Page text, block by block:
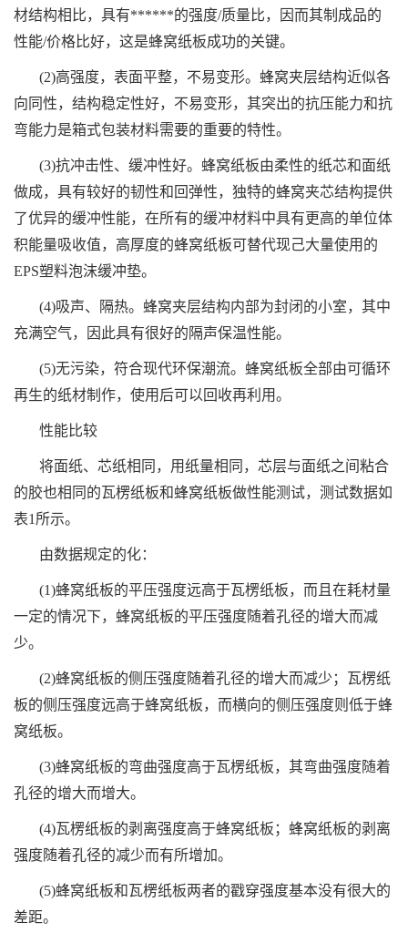
材结构相比，具有******的强度/质量比，因而其制成品的
性能/价格比好，这是蜂窝纸板成功的关键。
(2)高强度，表面平整，不易变形。蜂窝夹层结构近似各
向同性，结构稳定性好，不易变形，其突出的抗压能力和抗
弯能力是箱式包装材料需要的重要的特性。
(3)抗冲击性、缓冲性好。蜂窝纸板由柔性的纸芯和面纸
做成，具有较好的韧性和回弹性，独特的蜂窝夹芯结构提供
了优异的缓冲性能，在所有的缓冲材料中具有更高的单位体
积能量吸收值，高厚度的蜂窝纸板可替代现己大量使用的
EPS塑料泡沫缓冲垫。
(4)吸声、隔热。蜂窝夹层结构内部为封闭的小室，其中
充满空气，因此具有很好的隔声保温性能。
(5)无污染，符合现代环保潮流。蜂窝纸板全部由可循环
再生的纸材制作，使用后可以回收再利用。
性能比较
将面纸、芯纸相同，用纸量相同，芯层与面纸之间粘合
的胶也相同的瓦楞纸板和蜂窝纸板做性能测试，测试数据如
表1所示。
由数据规定的化：
(1)蜂窝纸板的平压强度远高于瓦楞纸板，而且在耗材量
一定的情况下，蜂窝纸板的平压强度随着孔径的增大而减
少。
(2)蜂窝纸板的侧压强度随着孔径的增大而减少；瓦楞纸
板的侧压强度远高于蜂窝纸板，而横向的侧压强度则低于蜂
窝纸板。
(3)蜂窝纸板的弯曲强度高于瓦楞纸板，其弯曲强度随着
孔径的增大而增大。
(4)瓦楞纸板的剥离强度高于蜂窝纸板；蜂窝纸板的剥离
强度随着孔径的减少而有所增加。
(5)蜂窝纸板和瓦楞纸板两者的戳穿强度基本没有很大的
差距。